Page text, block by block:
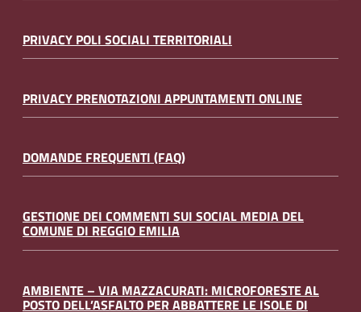
PRIVACY POLI SOCIALI TERRITORIALI
PRIVACY PRENOTAZIONI APPUNTAMENTI ONLINE
DOMANDE FREQUENTI (FAQ)
GESTIONE DEI COMMENTI SUI SOCIAL MEDIA DEL
COMUNE DI REGGIO EMILIA
AMBIENTE – VIA MAZZACURATI: MICROFORESTE AL
POSTO DELL’ASFALTO PER ABBATTERE LE ISOLE DI